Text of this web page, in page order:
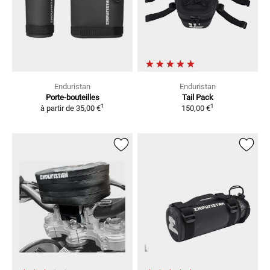
Enduristan
Porte-bouteilles
à partir de 35,00 €1
Enduristan
Tail Pack
150,00 €1